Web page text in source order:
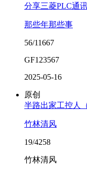
分享三菱PLC通
那些年那些事
56/11667
GF123567
2025-05-16
原创
半路出家工控人
竹林清风
19/4258
竹林清风